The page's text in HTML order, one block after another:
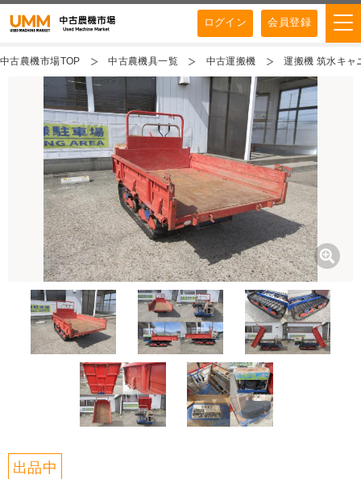
ログイン 会員登録
中古農機市場TOP 中古農機具一覧 中古運搬機 運搬機 筑水キ
出品中